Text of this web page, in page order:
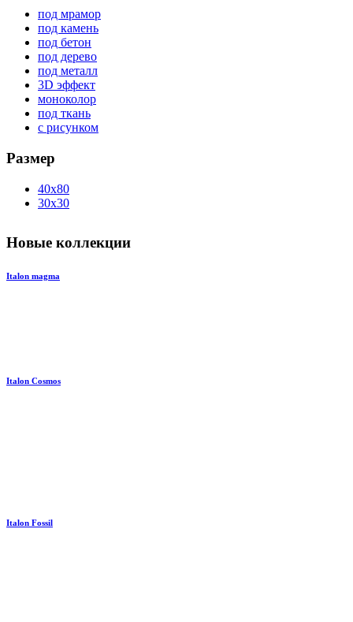
под мрамор
под камень
под бетон
под дерево
под металл
3D эффект
моноколор
под ткань
с рисунком
Размер
40x80
30x30
Новые коллекции
Italon magma
Italon Cosmos
Italon Fossil